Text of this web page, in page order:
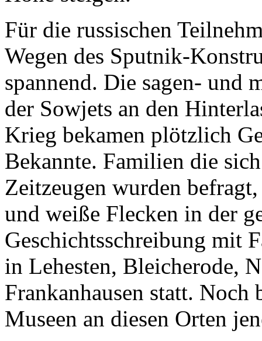
Für die russischen
Wegen des Sputnik-
spannend. Die sagen- und
der Sowjets an den
Krieg bekamen plötzlich
Bekannte. Familien die
Zeitzeugen wurden
und weiße Flecken in der
Geschichtsschreibung mit
in Lehesten, Bleicherode,
Frankanhausen statt. Noch
Museen an diesen Orten